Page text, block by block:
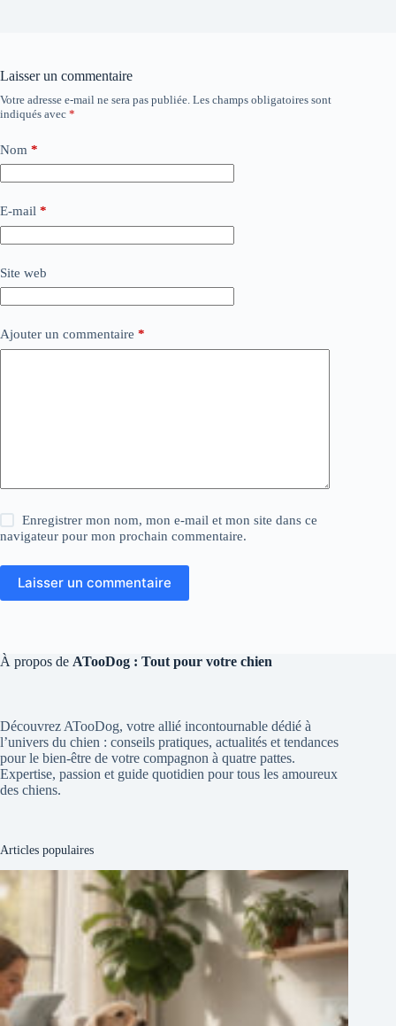
Laisser un commentaire
Votre adresse e-mail ne sera pas publiée. Les champs obligatoires sont
indiqués avec *
Nom *
E-mail *
Site web
Ajouter un commentaire *
Enregistrer mon nom, mon e-mail et mon site dans ce
navigateur pour mon prochain commentaire.
Laisser un commentaire
À propos de ATooDog : Tout pour votre chien
Découvrez ATooDog, votre allié incontournable dédié à
l’univers du chien : conseils pratiques, actualités et tendances
pour le bien-être de votre compagnon à quatre pattes.
Expertise, passion et guide quotidien pour tous les amoureux
des chiens.
Articles populaires